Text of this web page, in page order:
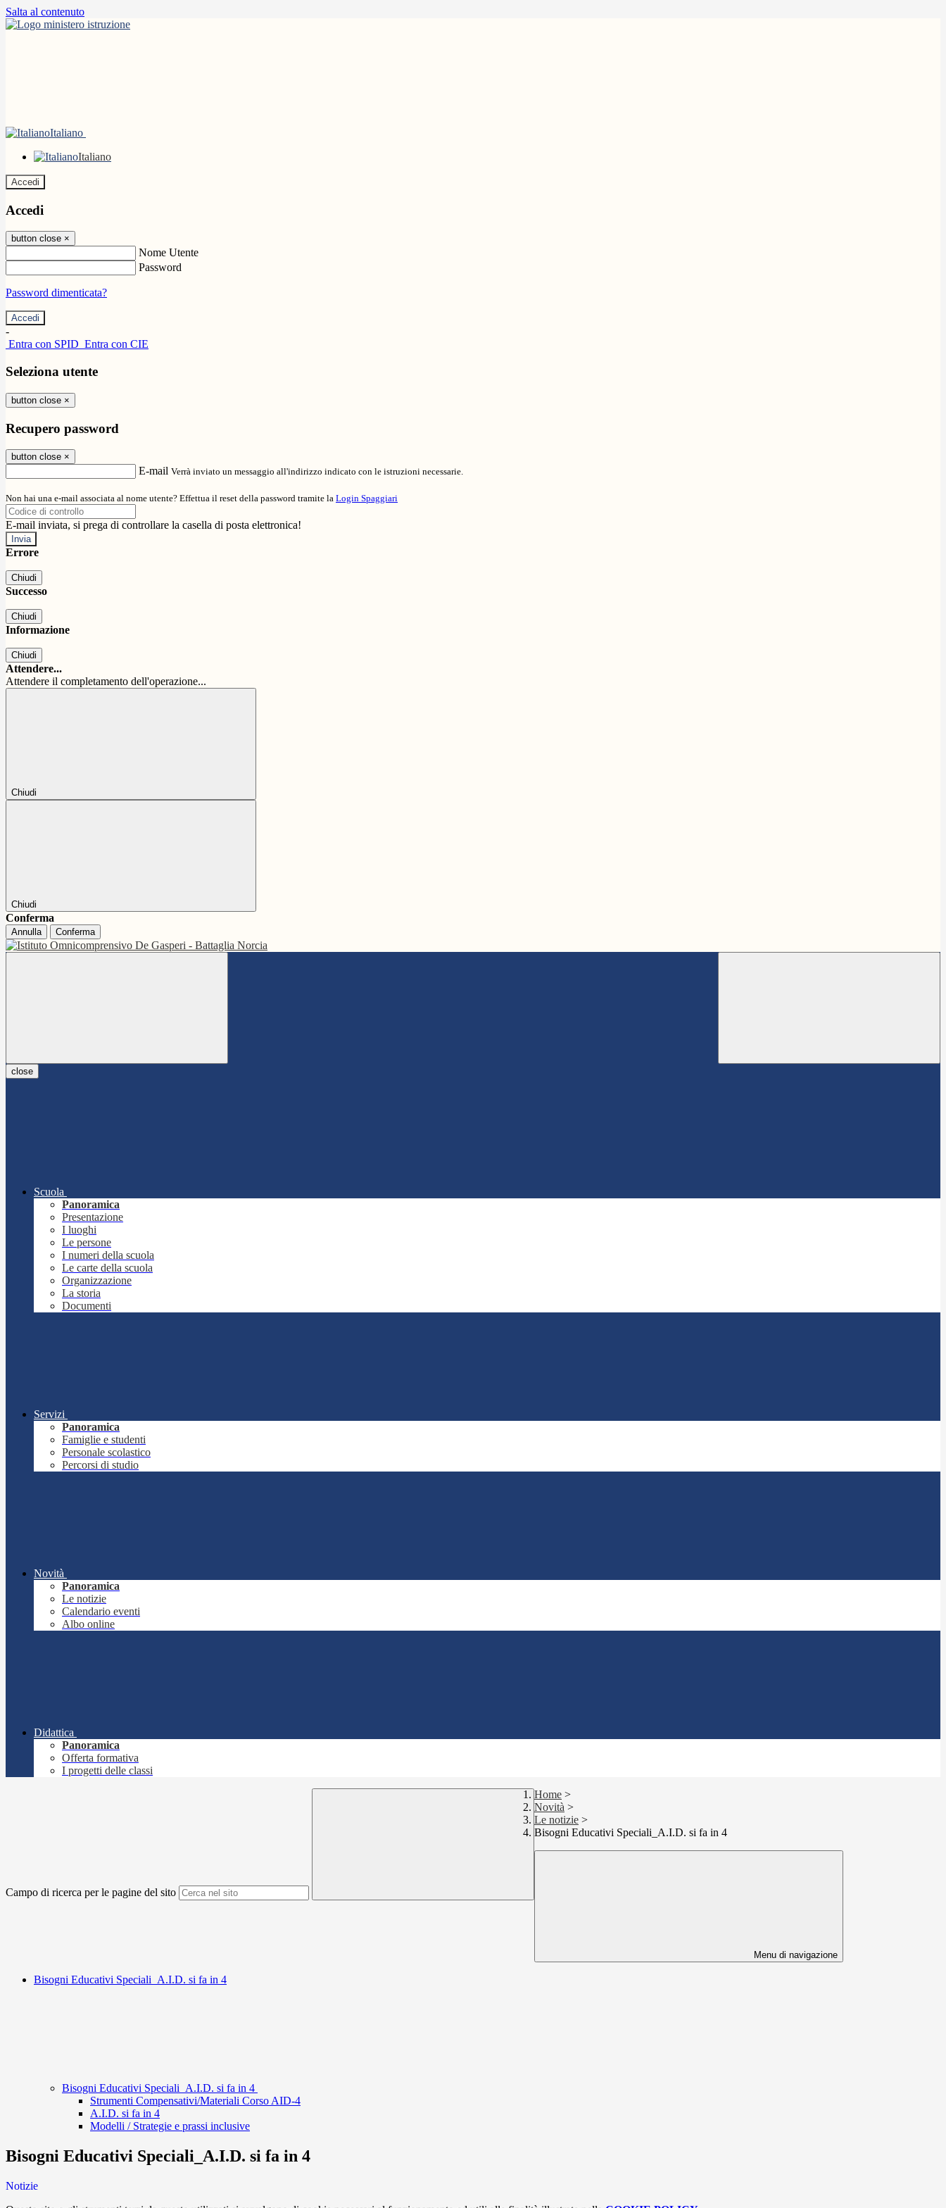
Salta al contenuto
Italiano
Italiano
Accedi
Accedi
button close ×
Nome Utente
Password
Password dimenticata?
-
Entra con SPID Entra con CIE
Seleziona utente
button close ×
Recupero password
button close ×
E-mail Verrà inviato un messaggio all'indirizzo indicato con le istruzioni necessarie.
Non hai una e-mail associata al nome utente? Effettua il reset della password tramite la Login Spaggiari
E-mail inviata, si prega di controllare la casella di posta elettronica!
Errore
Chiudi
Successo
Chiudi
Informazione
Chiudi
Attendere...
Attendere il completamento dell'operazione...
Chiudi
Chiudi
Conferma
Annulla Conferma
close
Scuola
Panoramica
Presentazione
I luoghi
Le persone
I numeri della scuola
Le carte della scuola
Organizzazione
La storia
Documenti
Servizi
Panoramica
Famiglie e studenti
Personale scolastico
Percorsi di studio
Novità
Panoramica
Le notizie
Calendario eventi
Albo online
Didattica
Panoramica
Offerta formativa
I progetti delle classi
Campo di ricerca per le pagine del sito
Home >
Novità >
Le notizie >
Bisogni Educativi Speciali_A.I.D. si fa in 4
Menu di navigazione
Bisogni Educativi Speciali_A.I.D. si fa in 4
Bisogni Educativi Speciali_A.I.D. si fa in 4
Strumenti Compensativi/Materiali Corso AID-4
A.I.D. si fa in 4
Modelli / Strategie e prassi inclusive
Bisogni Educativi Speciali_A.I.D. si fa in 4
Notizie